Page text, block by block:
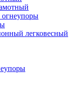
легковесный